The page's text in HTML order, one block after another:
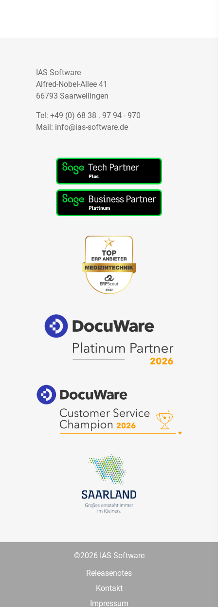
IAS Software
Alfred-Nobel-Allee 41
66793 Saarwellingen
Tel: +49 (0) 68 38 . 97 94 - 970
Mail: info@ias-software.de
©2026 IAS Software
Releasenotes
Kontakt
Impressum